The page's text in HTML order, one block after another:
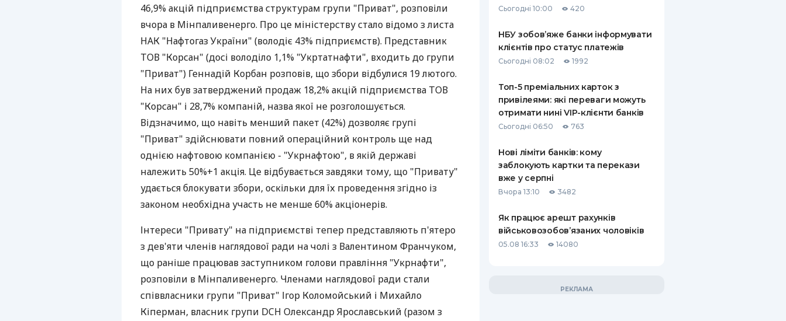
КАРТОК
КЕШБЕКУ
ПУТІВНИКИ ПО
СТРАХУВАННЮ
ВСІ СТРАХОВІ ПОЛІСИ
ВІДГУКИ ПРО СТРАХОВІ
КОМПАНІЇ
КОНТАКТИ
46,9% акцій підприємства структурам групи "Приват", розповіли
вчора в Мінпаливенерго. Про це міністерству стало відомо з листа
НАК "Нафтогаз України" (володіє 43% підприємств). Представник
ТОВ "Корсан" (досі володіло 1,1% "Укртатнафти", входить до групи
"Приват") Геннадій Корбан розповів, що збори відбулися 19 лютого.
На них був затверджений продаж 18,2% акцій підприємства ТОВ
"Корсан" і 28,7% компаній, назва якої не розголошується.
Відзначимо, що навіть менший пакет (42%) дозволяє групі
"Приват" здійснювати повний операційний контроль ще над
однією нафтовою компанією - "Укрнафтою", в якій державі
належить 50%+1 акція. Це відбувається завдяки тому, що "Привату"
удається блокувати збори, оскільки для їх проведення згідно із
законом необхідна участь не менше 60% акціонерів.
Інтереси "Привату" на підприємстві тепер представляють п'ятеро
з дев'яти членів наглядової ради на чолі з Валентином Франчуком,
що раніше працював заступником голови правління "Укрнафти",
розповіли в Мінпаливенерго. Членами наглядової ради стали
співвласники групи "Приват" Ігор Коломойський і Михайло
Кіперман, власник групи DCH Олександр Ярославський (разом з
Сьогодні 10:00 420
НБУ зобов’яже банки інформувати
клієнтів про статус платежів
Сьогодні 08:02 1992
Топ-5 преміальних карток з
привілеями: які переваги можуть
отримати нині VIP-клієнти банків
Сьогодні 06:50 763
Нові ліміти банків: кому
заблокують картки та перекази
вже у серпні
Вчора 13:10 3482
Як працює арешт рахунків
військовозобов’язаних чоловіків
05.08 16:33 14080